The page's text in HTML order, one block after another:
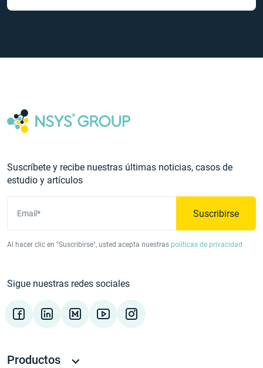
Suscríbete y recibe nuestras últimas noticias, casos de
estudio y artículos
Email* Suscribirse
Al hacer clic en "Suscribirse", usted acepta nuestras políticas de privacidad
Sigue nuestras redes sociales
Productos